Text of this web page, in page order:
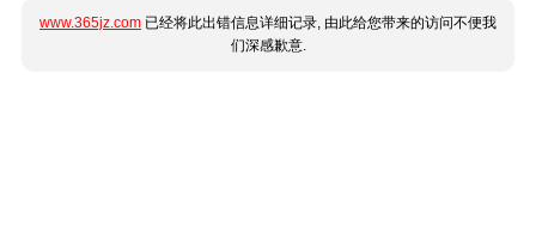
www.365jz.com 已经将此出错信息详细记录, 由此给您带来的访问不便我
们深感歉意.